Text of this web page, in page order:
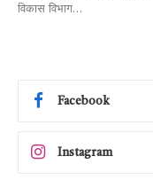
विकास विभाग…
Facebook
Instagram